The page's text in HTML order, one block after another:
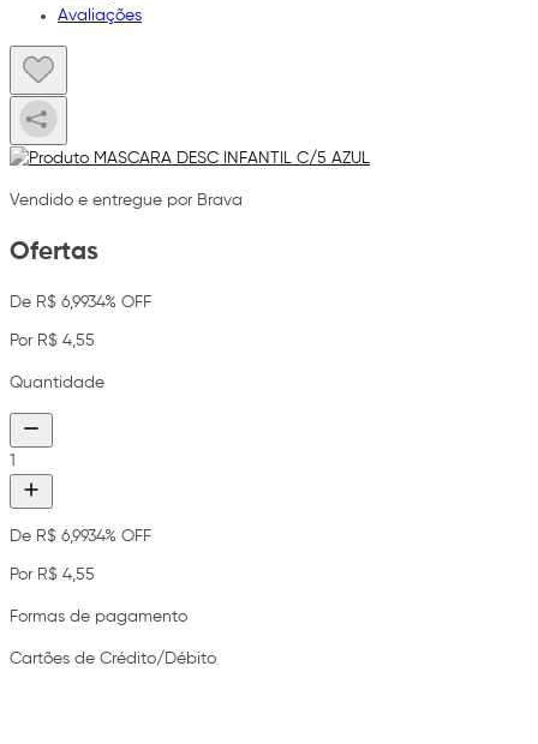
Avaliações
Vendido e entregue por Brava
Ofertas
De R$ 6,9934% OFF
Por R$ 4,55
Quantidade
1
De R$ 6,9934% OFF
Por R$ 4,55
Formas de pagamento
Cartões de Crédito/Débito